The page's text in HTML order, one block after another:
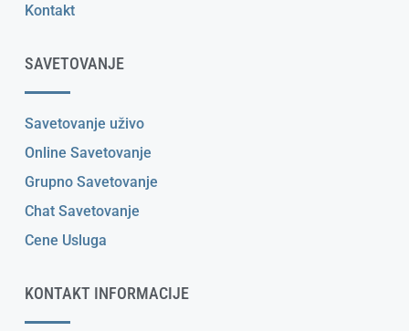
Kontakt
SAVETOVANJE
Savetovanje uživo
Online Savetovanje
Grupno Savetovanje
Chat Savetovanje
Cene Usluga
KONTAKT INFORMACIJE